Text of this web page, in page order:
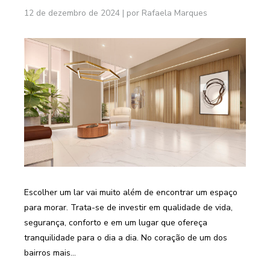
12 de dezembro de 2024 | por Rafaela Marques
Escolher um lar vai muito além de encontrar um espaço
para morar. Trata-se de investir em qualidade de vida,
segurança, conforto e em um lugar que ofereça
tranquilidade para o dia a dia. No coração de um dos
bairros mais...